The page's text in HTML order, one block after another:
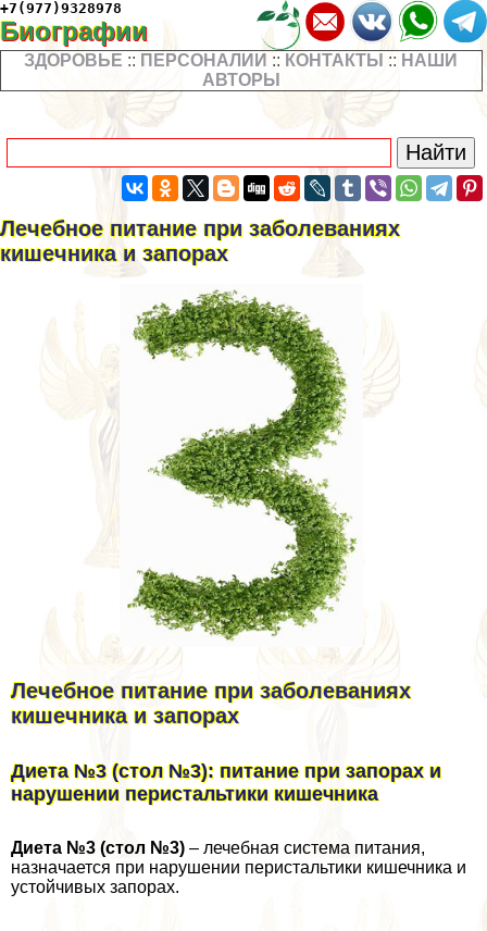
+7(977)9328978
Биографии
ЗДОРОВЬЕ :: ПЕРСОНАЛИИ :: КОНТАКТЫ :: НАШИ
АВТОРЫ
Лечебное питание при заболеваниях
кишечника и запорах
Лечебное питание при заболеваниях
кишечника и запорах
Диета №3 (стол №3): питание при запорах и
нарушении перистальтики кишечника
Диета №3 (стол №3) – лечебная система питания,
назначается при нарушении перистальтики кишечника и
устойчивых запорах.